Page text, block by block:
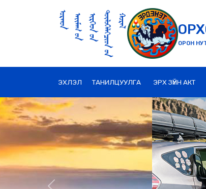
ОРОН
ЭХЛЭЛ ТАНИЛЦУУЛГА ЭРХ ЗҮЙН АКТ